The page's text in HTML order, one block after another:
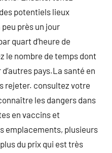
potentiels lieux
près un jour
quart d’heure de
le nombre de temps dont
pays.La santé en
rejeter. consultez votre
les dangers dans
en vaccins et
emplacements, plusieurs
du prix qui est très